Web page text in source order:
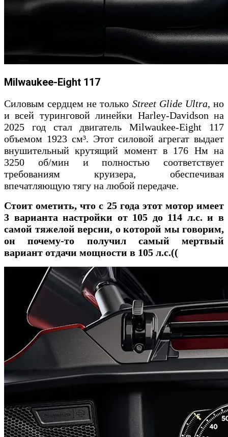
Milwaukee-Eight 117
Силовым сердцем не только Street Glide Ultra, но
и всей туринговой линейки Harley-Davidson на
2025 год стал двигатель Milwaukee-Eight 117
объемом 1923 см³. Этот силовой агрегат выдает
внушительный крутящий момент в 176 Нм на
3250 об/мин и полностью соответствует
требованиям круизера, обеспечивая
впечатляющую тягу на любой передаче.
Стоит ометить, что с 25 года этот мотор имеет
3 варианта настройки от 105 до 114 л.с. и в
самой тяжелой версии, о которой мы говорим,
он почему-то получил самый мертвый
вариант отдачи мощности в 105 л.с.((